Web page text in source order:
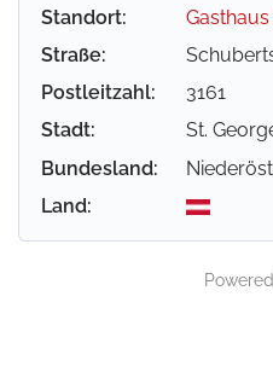
Standort:
Straße:
Postleitzahl:
3161
Stadt:
St.
Bundesland:
Land: